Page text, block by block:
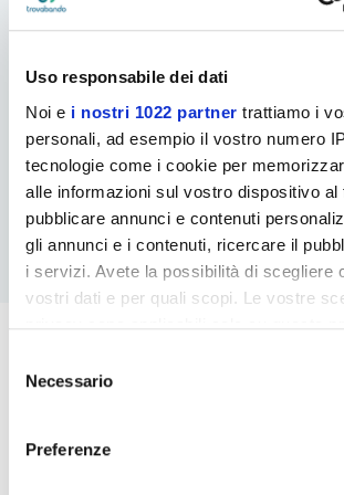
Uso responsabile dei dati
Noi e i nostri 1022 partner trattiamo i
personali, ad esempio il vostro numero
tecnologie come i cookie per
alle informazioni sul vostro dispositivo al
pubblicare annunci e contenuti
gli annunci e i contenuti, ricercare il
i servizi. Avete la possibilità di scegliere
vostri dati e per quali scopi. Le vostre
modificare o revocare il proprio consenso
momento dalla Dichiarazione sui cookie
delNecessario
Preferenze
BANDI NAZIONALI